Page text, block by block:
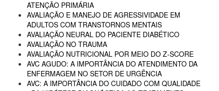
ATENÇÃO PRIMÁRIA
AVALIAÇÃO E MANEJO DE AGRESSIVIDADE EM
ADULTOS COM TRANSTORNOS MENTAIS
AVALIAÇÃO NEURAL DO PACIENTE DIABÉTICO
AVALIAÇÃO NO TRAUMA
AVALIAÇÃO NUTRICIONAL POR MEIO DO Z-SCORE
AVC AGUDO: A IMPORTÂNCIA DO ATENDIMENTO DA
ENFERMAGEM NO SETOR DE URGÊNCIA
AVC: A IMPORTÂNCIA DO CUIDADO COM QUALIDADE